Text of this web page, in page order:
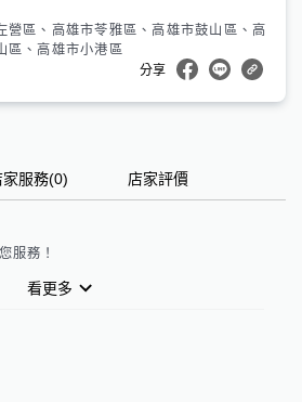
營區、高雄市苓雅區、高雄市鼓山區、高
區、高雄市小港區
分享
家服務(0) 店家評價
服務！
看更多